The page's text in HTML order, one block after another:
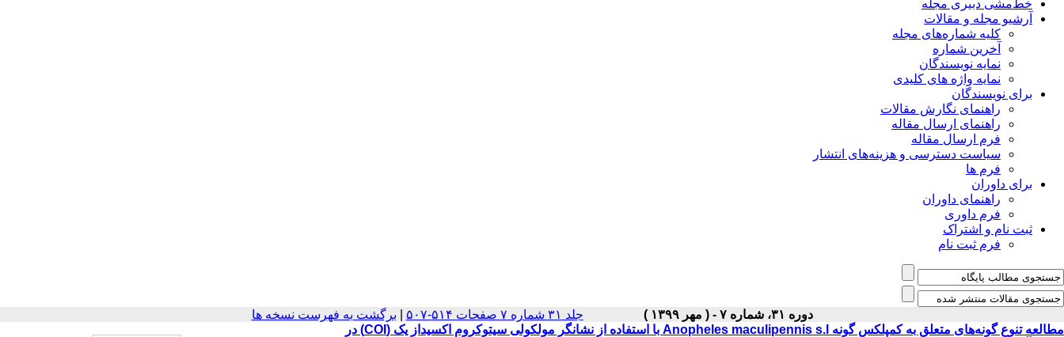
خط‌مشی دبیری مجله
آرشیو مجله و مقالات
کلیه شماره‌های مجله
آخرین شماره
نمایه نویسندگان
نمایه واژه های کلیدی
برای نویسندگان
راهنمای نگارش مقالات
راهنمای ارسال مقاله
فرم ارسال مقاله
سیاست دسترسی و هزینه‌های انتشار
فرم ها
برای داوران
راهنمای داوران
فرم داوری
ثبت نام و اشتراک
فرم ثبت نام
دوره ۳۱، شماره ۷ - ( مهر ۱۳۹۹ ) جلد ۳۱ شماره ۷ صفحات ۵۱۴-۵۰۷ برگشت به فهرست نسخه ها
مطالعه تنوع گونه‌های متعلق به کمپلکس گونه Anopheles maculipennis s.l با استفاده از نشانگر مولکولی سیتوکروم اکسیداز یک (COI) در